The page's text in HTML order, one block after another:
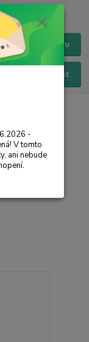
Menu
Hledat
-
V tomto
ani nebude